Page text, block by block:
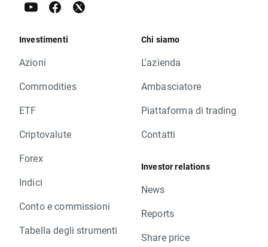
Investimenti
Azioni
Commodities
ETF
Criptovalute
Forex
Indici
Conto e commissioni
Tabella degli strumenti
Chi siamo
L'azienda
Ambasciatore
Piattaforma di trading
Contatti
Investor relations
News
Reports
Share price